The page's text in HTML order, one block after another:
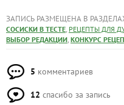
ЗАПИСЬ РАЗМЕЩЕНА В
СОСИСКИ В ТЕСТЕ, РЕЦЕПТЫ ДЛЯ
ВЫБОР РЕДАКЦИИ, КОНКУРС
5 комментариев
12 спасибо за запись